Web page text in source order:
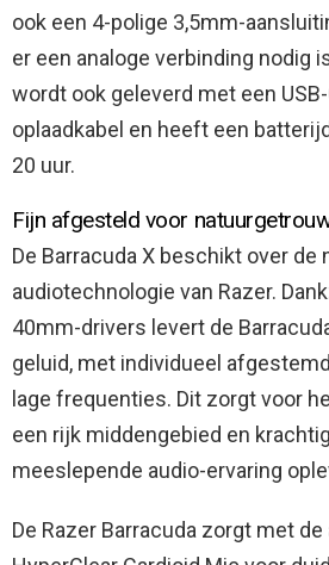
ook een 4-polige 3,5mm-
er een analoge verbinding nodig
wordt ook geleverd met een USB-
oplaadkabel en heeft een
20 uur.
Fijn afgesteld voor
De Barracuda X beschikt over de
audiotechnologie van Razer.
40mm-drivers levert de
geluid, met individueel
lage frequenties. Dit zorgt voor
een rijk middengebied en
meeslepende audio-ervaring
De Razer Barracuda zorgt met